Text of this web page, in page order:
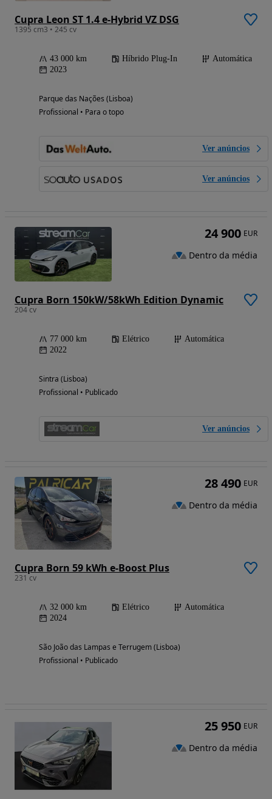
Cupra Leon ST 1.4 e-Hybrid VZ DSG
1395 cm3 • 245 cv
43 000 km Híbrido Plug-In
Automática
2023
Parque das Nações (Lisboa)
Profissional • Para o topo
Ver anúncios
Ver anúncios
Cupra Born 150kW/58kWh Edition Dynamic
204 cv
77 000 km Elétrico
Automática
2022
Sintra (Lisboa)
Profissional • Publicado
Ver anúncios
24 900 EUR
Dentro da média
Cupra Born 59 kWh e-Boost Plus
231 cv
32 000 km Elétrico
Automática
2024
São João das Lampas e Terrugem (Lisboa)
Profissional • Publicado
28 490 EUR
Dentro da média
25 950 EUR
Dentro da média